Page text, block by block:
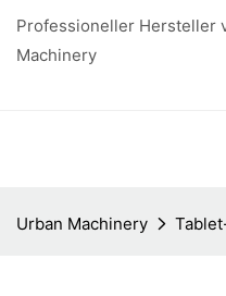
Professioneller Hersteller
Machinery
Urban Machinery